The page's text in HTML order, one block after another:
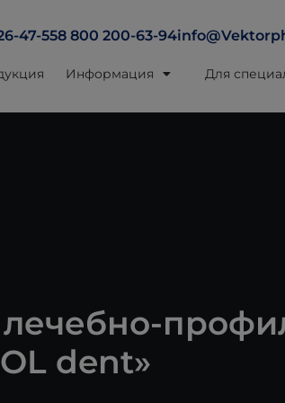
47-558 800 200-63-94
Информация Для
dent»